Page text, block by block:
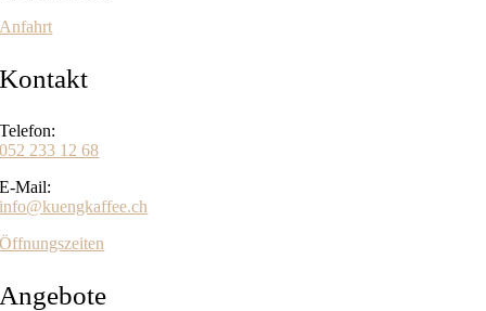
Anfahrt
Kontakt
Telefon:
052 233 12 68
E-Mail:
info@kuengkaffee.ch
Öffnungszeiten
Angebote